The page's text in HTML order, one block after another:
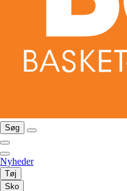
Søg
Nyheder
Tøj
Sko